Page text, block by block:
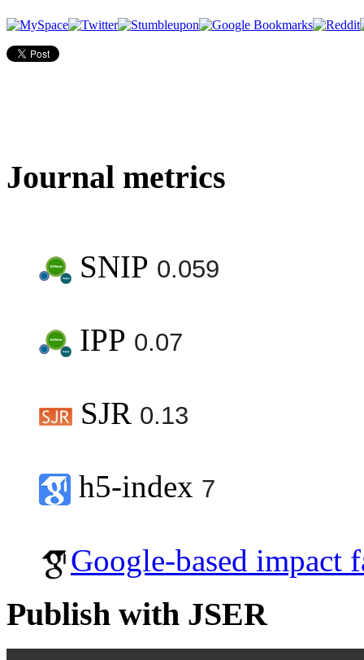
Journal metrics
SNIP 0.059
IPP 0.07
SJR 0.13
h5-index 7
Google-based impact
Publish with JSER